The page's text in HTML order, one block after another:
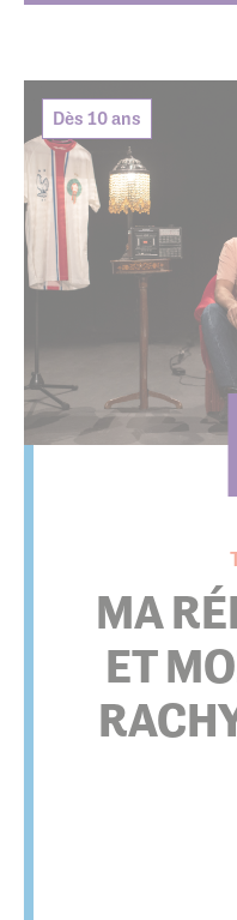
Dès 10 ans
MA
ET